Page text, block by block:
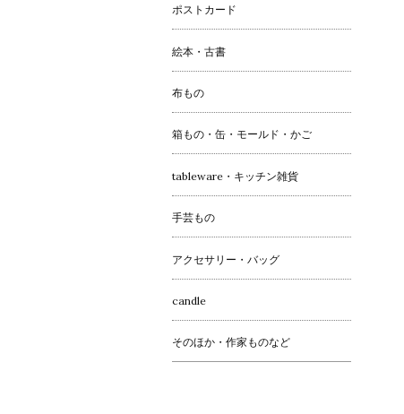
ポストカード
絵本・古書
布もの
箱もの・缶・モールド・かご
tableware・キッチン雑貨
手芸もの
アクセサリー・バッグ
candle
そのほか・作家ものなど